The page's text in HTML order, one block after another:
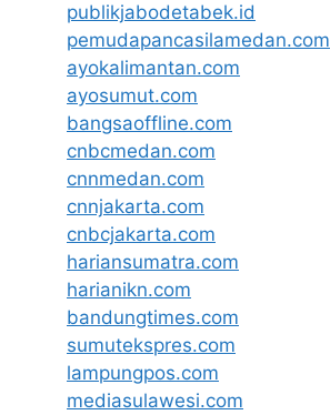
publikjabodetabek.id
pemudapancasilamedan.com
ayokalimantan.com
ayosumut.com
bangsaoffline.com
cnbcmedan.com
cnnmedan.com
cnnjakarta.com
cnbcjakarta.com
hariansumatra.com
harianikn.com
bandungtimes.com
sumutekspres.com
lampungpos.com
mediasulawesi.com